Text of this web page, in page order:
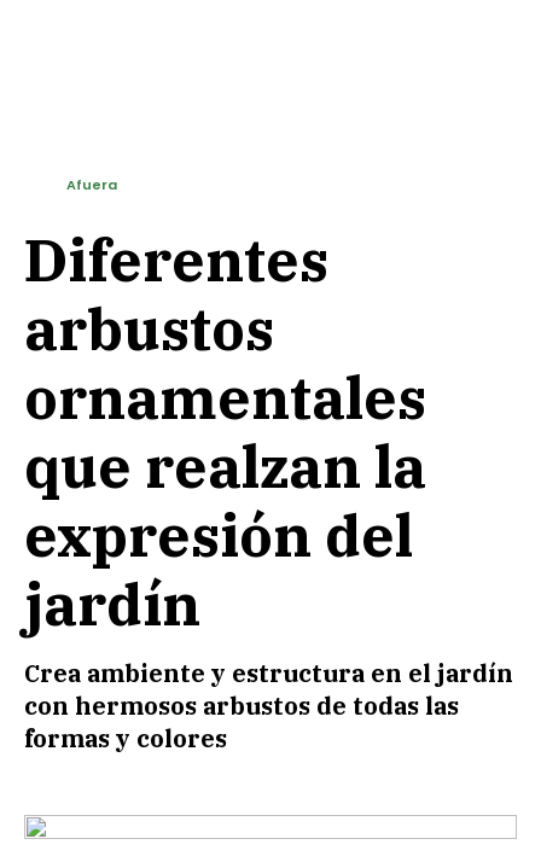
Diferentes
arbustos
ornamentales
que realzan la
expresión del
jardín
Crea ambiente y estructura en el jardín
con hermosos arbustos de todas las
formas y colores
Afuera